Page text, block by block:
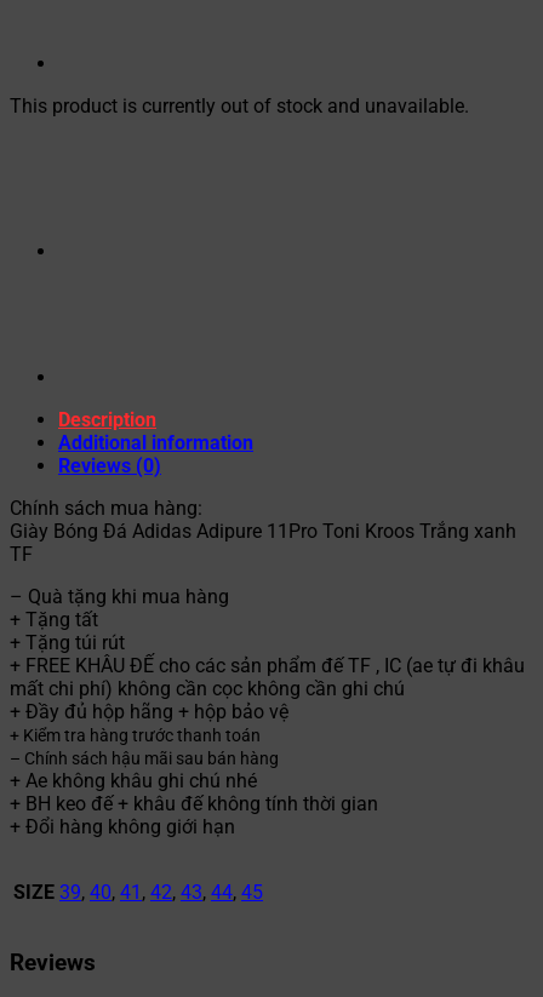
This product is currently out of stock and unavailable.
Description
Additional information
Reviews (0)
Chính sách mua hàng:
Giày Bóng Đá Adidas Adipure 11Pro Toni Kroos Trắng xanh
TF
– Quà tặng khi mua hàng
+ Tặng tất
+ Tặng túi rút
+ FREE KHÂU ĐẾ cho các sản phẩm đế TF , IC (ae tự đi khâu
mất chi phí) không cần cọc không cần ghi chú
+ Đầy đủ hộp hãng + hộp bảo vệ
+ Kiểm tra hàng trước thanh toán
– Chính sách hậu mãi sau bán hàng
+ Ae không khâu ghi chú nhé
+ BH keo đế + khâu đế không tính thời gian
+ Đổi hàng không giới hạn
SIZE 39, 40, 41 , 42, 43, 44, 45
Reviews